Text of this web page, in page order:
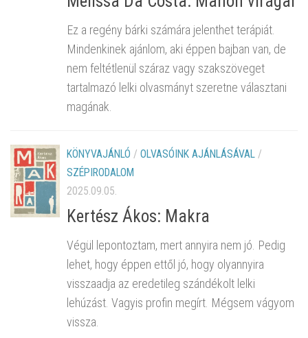
Ez a regény bárki számára jelenthet terápiát.
Mindenkinek ajánlom, aki éppen bajban van, de
nem feltétlenül száraz vagy szakszöveget
tartalmazó lelki olvasmányt szeretne választani
magának.
KÖNYVAJÁNLÓ / OLVASÓINK AJÁNLÁSÁVAL /
SZÉPIRODALOM
2025.09.05.
Kertész Ákos: Makra
Végül lepontoztam, mert annyira nem jó. Pedig
lehet, hogy éppen ettől jó, hogy olyannyira
visszaadja az eredetileg szándékolt lelki
lehúzást. Vagyis profin megírt. Mégsem vágyom
vissza.